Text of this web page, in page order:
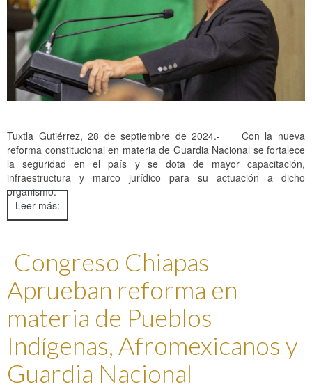
Tuxtla Gutiérrez, 28 de septiembre de 2024.- Con la nueva
reforma constitucional en materia de Guardia Nacional se fortalece
la seguridad en el país y se dota de mayor capacitación,
infraestructura y marco jurídico para su actuación a dicho
organismo.
Leer más:
Congreso Chiapas
Aprueban reforma en
materia de Pueblos
Indígenas, Afromexicanos y
Guardia Nacional